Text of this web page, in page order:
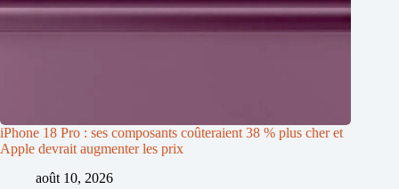
iPhone 18 Pro : ses composants coûteraient 38 % plus cher et
Apple devrait augmenter les prix
août 10, 2026